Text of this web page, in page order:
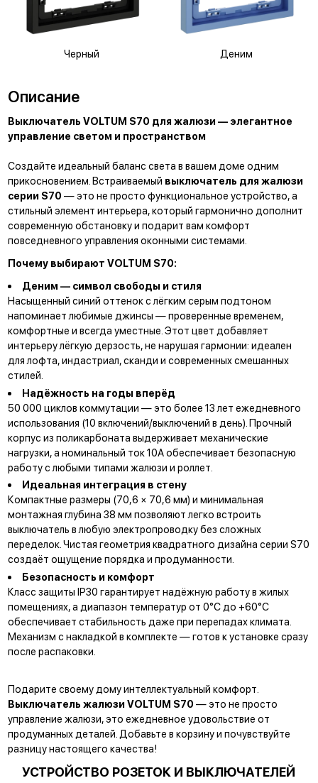
Черный Деним
Описание
Выключатель VOLTUM S70 для жалюзи — элегантное
управление светом и пространством
Создайте идеальный баланс света в вашем доме одним
прикосновением. Встраиваемый выключатель для жалюзи
серии S70 — это не просто функциональное устройство, а
стильный элемент интерьера, который гармонично дополнит
современную обстановку и подарит вам комфорт
повседневного управления оконными системами.
Почему выбирают VOLTUM S70:
Деним — символ свободы и стиля
Насыщенный синий оттенок с лёгким серым подтоном
напоминает любимые джинсы — проверенные временем,
комфортные и всегда уместные. Этот цвет добавляет
интерьеру лёгкую дерзость, не нарушая гармонии: идеален
для лофта, индастриал, сканди и современных смешанных
стилей.
Надёжность на годы вперёд
50 000 циклов коммутации — это более 13 лет ежедневного
использования (10 включений/выключений в день). Прочный
корпус из поликарбоната выдерживает механические
нагрузки, а номинальный ток 10А обеспечивает безопасную
работу с любыми типами жалюзи и роллет.
Идеальная интеграция в стену
Компактные размеры (70,6 × 70,6 мм) и минимальная
монтажная глубина 38 мм позволяют легко встроить
выключатель в любую электропроводку без сложных
переделок. Чистая геометрия квадратного дизайна серии S70
создаёт ощущение порядка и продуманности.
Безопасность и комфорт
Класс защиты IP30 гарантирует надёжную работу в жилых
помещениях, а диапазон температур от 0°С до +60°С
обеспечивает стабильность даже при перепадах климата.
Механизм с накладкой в комплекте — готов к установке сразу
после распаковки.
Подарите своему дому интеллектуальный комфорт.
Выключатель жалюзи VOLTUM S70 — это не просто
управление жалюзи, это ежедневное удовольствие от
продуманных деталей. Добавьте в корзину и почувствуйте
разницу настоящего качества!
УСТРОЙСТВО РОЗЕТОК И ВЫКЛЮЧАТЕЛЕЙ